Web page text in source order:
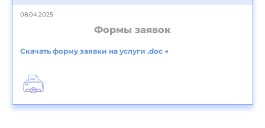
08.04.2025
Формы заявок
Скачать форму заявки на услуги .doc →